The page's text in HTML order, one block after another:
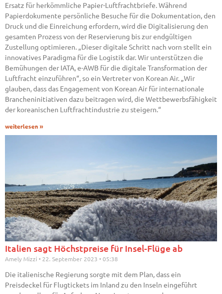
Ersatz für herkömmliche Papier-Luftfrachtbriefe. Während
Papierdokumente persönliche Besuche für die Dokumentation, den
Druck und die Einreichung erfordern, wird die Digitalisierung den
gesamten Prozess von der Reservierung bis zur endgültigen
Zustellung optimieren. „Dieser digitale Schritt nach vorn stellt ein
innovatives Paradigma für die Logistik dar. Wir unterstützen die
Bemühungen der IATA, e-AWB für die digitale Transformation der
Luftfracht einzuführen“, so ein Vertreter von Korean Air. „Wir
glauben, dass das Engagement von Korean Air für internationale
Brancheninitiativen dazu beitragen wird, die Wettbewerbsfähigkeit
der koreanischen Luftfrachtindustrie zu steigern.“
weiterlesen »
Italien sagt Höchstpreise für Insel-Flüge ab
Amely Mizzi 22. September 2023 05:38
Die italienische Regierung sorgte mit dem Plan, dass ein
Preisdeckel für Flugtickets im Inland zu den Inseln eingeführt